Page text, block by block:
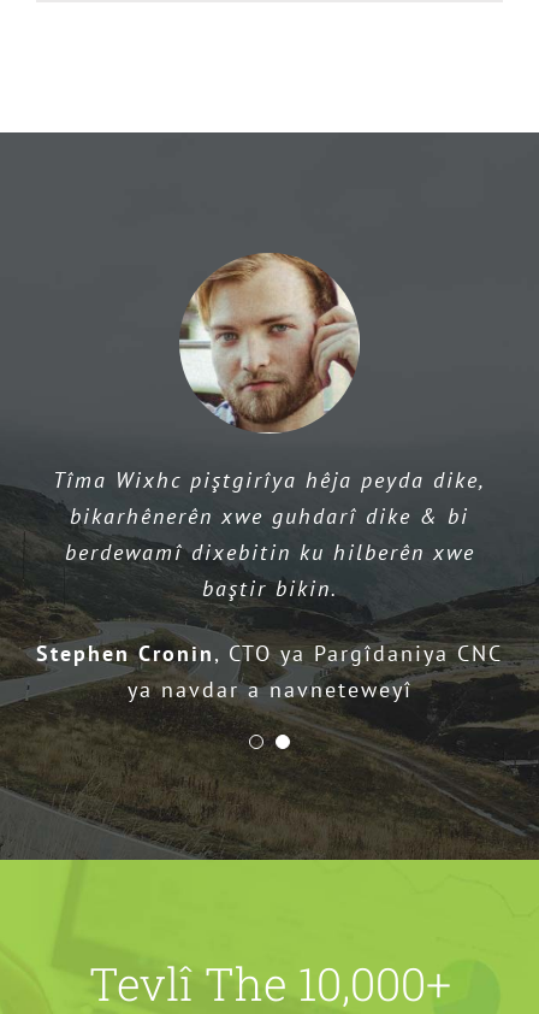
di
Wow – Ez nizanim çi bêjim. Ev hilbera
çêtirîn e ku min qet dîtiye. Ez mihendisê
sereke yê şîrketeke komê me, û ev hilber
ez şaş kirim.
Monsters Marketing Mişterî
ThemeForest
Tîma Wixhc piştgirîya hêja peyda dike,
bikarhênerên xwe guhdarî dike & bi
berdewamî dixebitin ku hilberên xwe
baştir bikin.
Stephen Cronin, CTO ya Pargîdaniya CNC
ya navdar a navneteweyî
Tevlî The 10,000+